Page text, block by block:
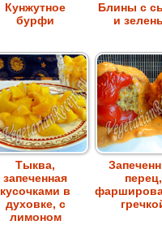
Кунжутное
бурфи
Блины с
и
Тыква,
запеченная
кусочками в
духовке, с
лимоном
перец,